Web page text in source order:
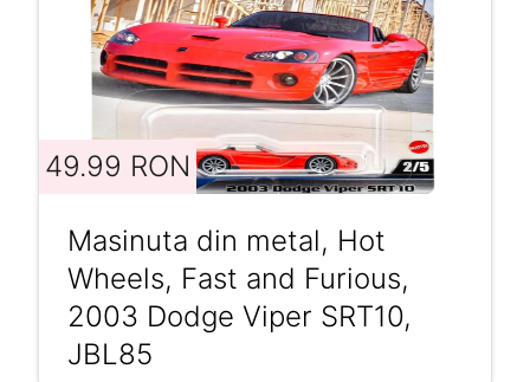
49.99 RON
Masinuta din metal, Hot
Wheels, Fast and Furious,
2003 Dodge Viper SRT10,
JBL85